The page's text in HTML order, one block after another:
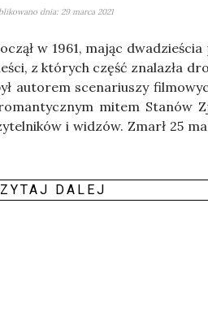
dnia: 29 marca 2021
w 1961, mając
z któ­rych część zna­la­zła
auto­rem sce­na­riu­szy
mitem Sta­nów
i widzów. Zmarł 25
DALEJ